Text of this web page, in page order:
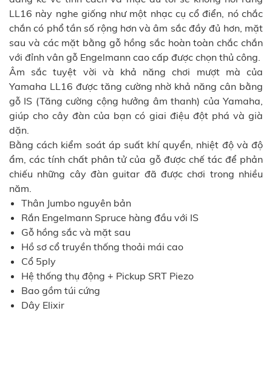
LL16 này nghe giống như một nhạc cụ cổ điển, nó chắc
chắn có phổ tần số rộng hơn và âm sắc đầy đủ hơn, mặt
sau và các mặt bằng gỗ hồng sắc hoàn toàn chắc chắn
với đỉnh vân gỗ Engelmann cao cấp được chọn thủ công.
Âm sắc tuyệt vời và khả năng chơi mượt mà của
Yamaha LL16 được tăng cường nhờ khả năng cân bằng
gỗ IS (Tăng cường cộng hưởng âm thanh) của Yamaha,
giúp cho cây đàn của bạn có giai điệu đột phá và già
dặn.
Bằng cách kiểm soát áp suất khí quyển, nhiệt độ và độ
ẩm, các tính chất phân tử của gỗ được chế tác để phản
chiếu những cây đàn guitar đã được chơi trong nhiều
năm.
Thân Jumbo nguyên bản
Rắn Engelmann Spruce hàng đầu với IS
Gỗ hồng sắc và mặt sau
Hồ sơ cổ truyền thống thoải mái cao
Cổ 5ply
Hệ thống thụ động + Pickup SRT Piezo
Bao gồm túi cứng
Dây Elixir